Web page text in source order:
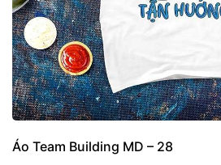
Áo Team Building MD – 28